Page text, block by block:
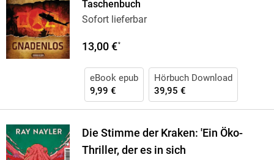
Taschenbuch
Sofort lieferbar
13,00 €*
eBook epub
9,99 €
Hörbuch Download
39,95 €
Die Stimme der Kraken: 'Ein Öko-
Thriller, der es in sich